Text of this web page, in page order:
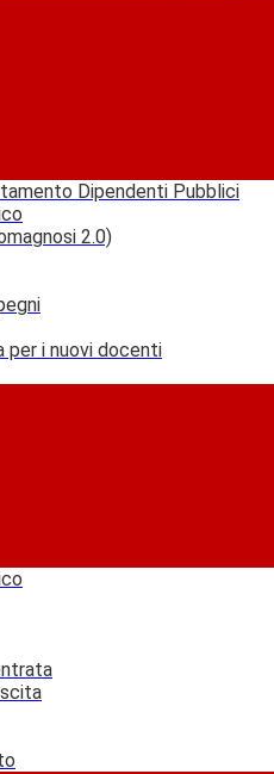
Dipendenti Pubblici
2.0)
per i nuovi docenti